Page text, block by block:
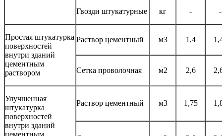
Гвозди штукатурные кг - -
Простая штукатурка
поверхностей
внутри зданий
цементным
раствором
Раствор цементный м3 1,4
Сетка проволочная м2 2,6
Улучшенная
штукатурка
поверхностей
внутри зданий
цементным
Раствор цементный м3 1,75